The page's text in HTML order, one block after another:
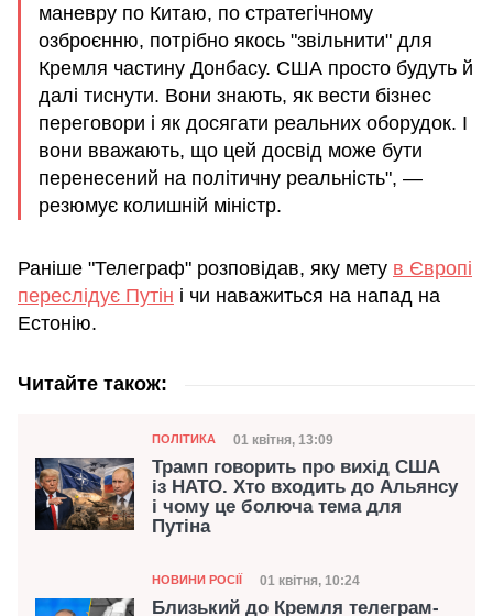
маневру по Китаю, по стратегічному
озброєнню, потрібно якось "звільнити" для
Кремля частину Донбасу. США просто будуть й
далі тиснути. Вони знають, як вести бізнес
переговори і як досягати реальних оборудок. І
вони вважають, що цей досвід може бути
перенесений на політичну реальність", —
резюмує колишній міністр.
Раніше "Телеграф" розповідав, яку мету в Європі
переслідує Путін і чи наважиться на напад на
Естонію.
Читайте також:
Категорія
ПОЛІТИКА Дата публікації
01 квітня, 13:09
Трамп говорить про вихід США
із НАТО. Хто входить до Альянсу
і чому це болюча тема для
Путіна
Категорія
НОВИНИ РОСІЇ Дата публікації
01 квітня, 10:24
Близький до Кремля телеграм-